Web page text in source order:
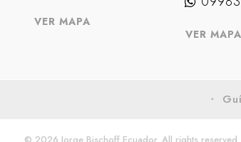
VER MAPA
VER MAPA
・